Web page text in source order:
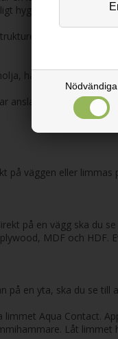
Nödvändiga
hygienisk yta som
har materialet
harts, kork och
anslagstavlan också
på väggen eller
på en vägg ska du
MDF och HDF.
på en yta, ska du se till
Aqua Contact.
Låt